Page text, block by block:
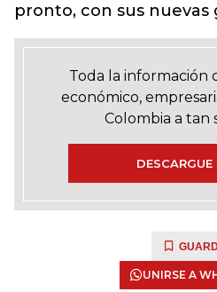
pronto, con sus nuevas
Toda la información
económico,
Colombia a tan
UNIRSE A